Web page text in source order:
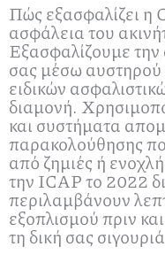
Πώς εξασφαλίζει
ασφάλεια του
Εξασφαλίζουμε την
σας μέσω αυστηρού
ειδικών
διαμονή.
και συστήματα
παρακολούθησης
από ζημιές ή
την ICAP το 2022
περιλαμβάνουν
εξοπλισμού πριν
τη δική σας